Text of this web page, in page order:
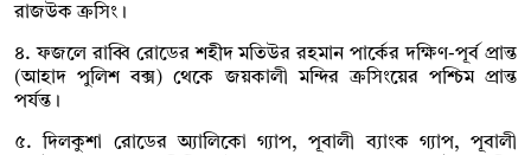
রাজউক ক্রসিং।
৪. ফজলে রাব্বি রোডের শহীদ মতিউর রহমান পার্কের দক্ষিণ-পূর্ব প্রান্ত
(আহাদ পুলিশ বক্স) থেকে জয়কালী মন্দির ক্রসিংয়ের পশ্চিম প্রান্ত
পর্যন্ত।
৫. দিলকুশা রোডের অ্যালিকো গ্যাপ, পূবালী ব্যাংক গ্যাপ, পূবালী